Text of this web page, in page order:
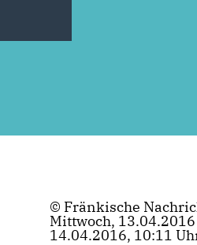
© Fränkische
Mittwoch, 13.04.2016
14.04.2016, 10:11